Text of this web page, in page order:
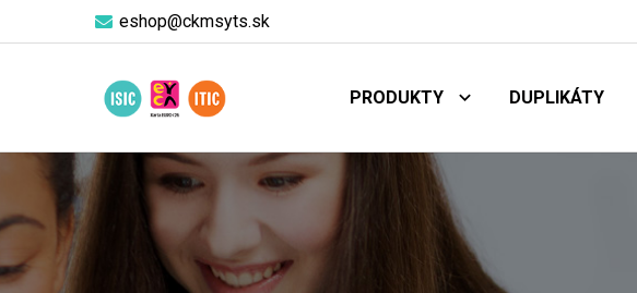
eshop@ckmsyts.sk
PRODUKTY DUPLIKÁTY